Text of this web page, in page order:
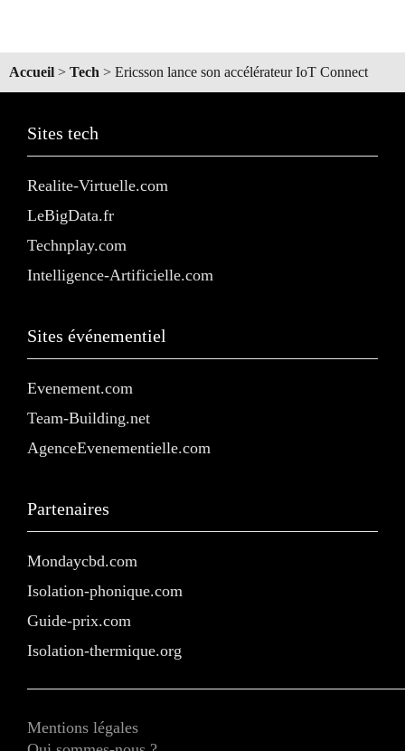
Accueil > Tech > Ericsson lance son accélérateur IoT Connect
Sites tech
Realite-Virtuelle.com
LeBigData.fr
Technplay.com
Intelligence-Artificielle.com
Sites événementiel
Evenement.com
Team-Building.net
AgenceEvenementielle.com
Partenaires
Mondaycbd.com
Isolation-phonique.com
Guide-prix.com
Isolation-thermique.org
Mentions légales